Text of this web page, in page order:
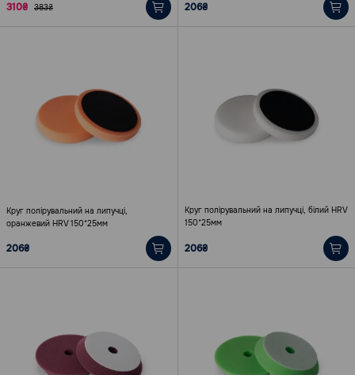
310₴ 383₴ 206₴
Круг полірувальний на липучці,
оранжевий HRV 150*25мм
206₴
Круг полірувальний на липучці, білий HRV
150*25мм
206₴